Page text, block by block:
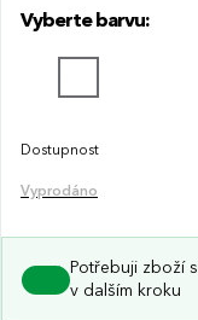
Vyberte barvu:
Dostupnost
Vyprodáno
Potřebuji zboží
v dalším kroku